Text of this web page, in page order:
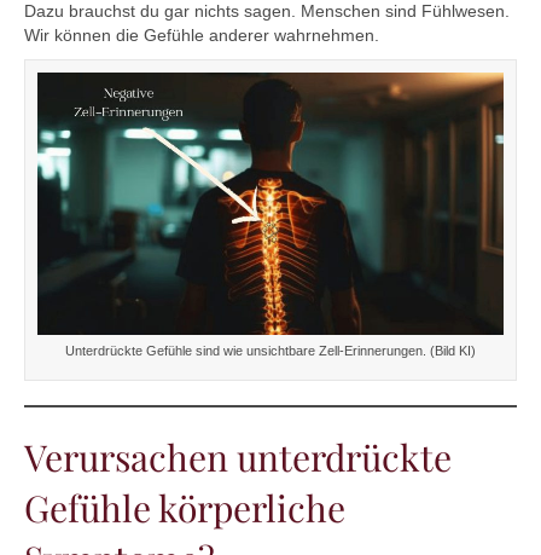
Dazu brauchst du gar nichts sagen. Menschen sind Fühlwesen.
Wir können die Gefühle anderer wahrnehmen.
Unterdrückte Gefühle sind wie unsichtbare Zell-Erinnerungen. (Bild KI)
Verursachen unterdrückte
Gefühle körperliche